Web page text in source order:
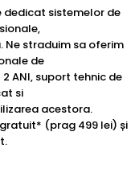
dedicat sistemelor de
Ne straduim sa oferim
de
ANI, suport tehnic de
si
acestora.
(prag 499 lei) și